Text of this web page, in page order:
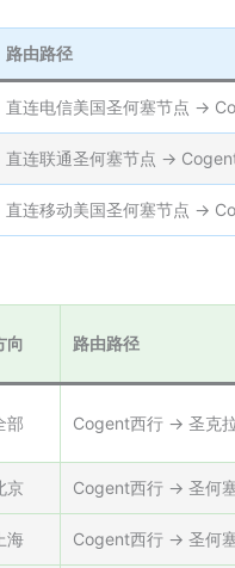
路由路径
直连电信美国圣何塞节点 →
直连联通圣何塞节点 →
直连移动美国圣何塞节点 →
向 路由路径
部 Cogent西行 → 圣克
京 Cogent西行 → 圣何
海 Cogent西行 → 圣何